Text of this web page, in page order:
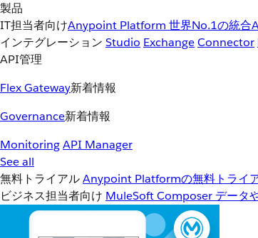
製品
IT担当者向けAnypoint Platform 世界No.1の統合
インテグレーション Studio ExchangeConnector
API管理
Flex Gateway新着情報
Governance新着情報
MonitoringAPI Manager
See all
無料トライアルAnypoint Platformの無料トライ
ビジネス担当者向け MuleSoft Composer データ